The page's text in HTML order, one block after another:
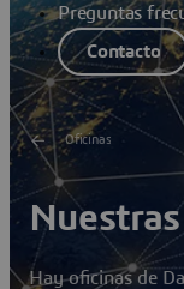
Preguntas
Contacto
Oficinas
Hay oficinas de